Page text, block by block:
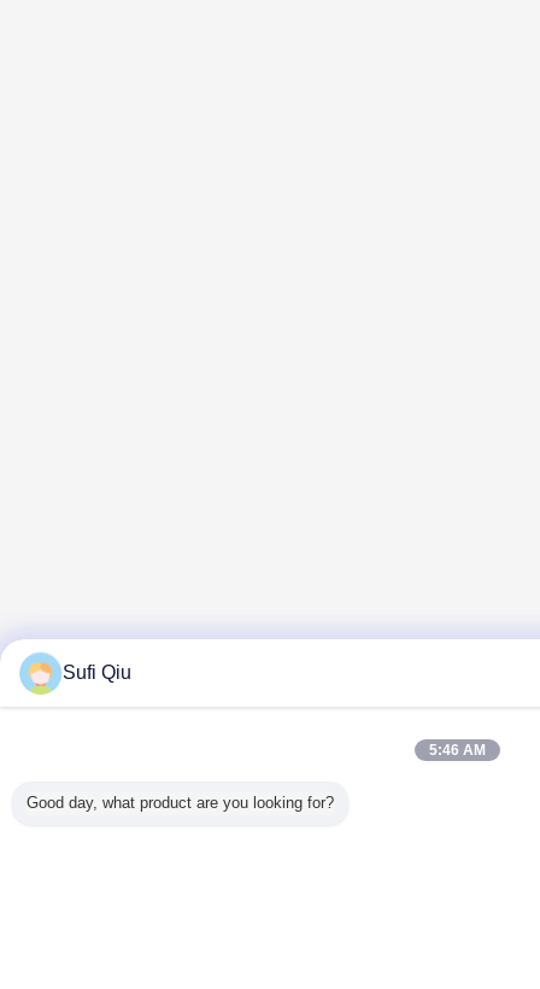
Sufi Qiu
5:46 AM
Good day, what product are you looking for?